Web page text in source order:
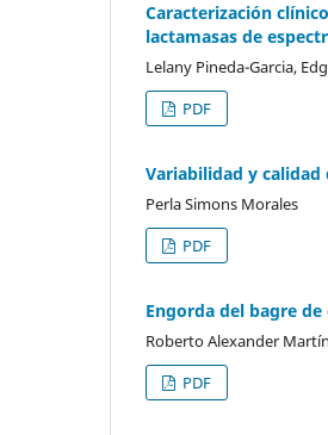
Caracterización
lactamasas de
Lelany Pineda-Garcia,
PDF
Variabilidad y
Perla Simons Morales
PDF
Engorda del bagre
Roberto Alexander
PDF